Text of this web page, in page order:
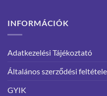
INFORMÁCIÓK
Adatkezelési Tájékoztató
Általános szerződési
GYIK